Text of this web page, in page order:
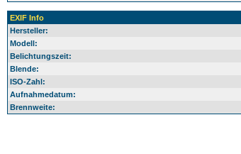
EXIF Info
Hersteller:
Modell:
Belichtungszeit:
Blende:
ISO-Zahl:
Aufnahmedatum:
Brennweite: